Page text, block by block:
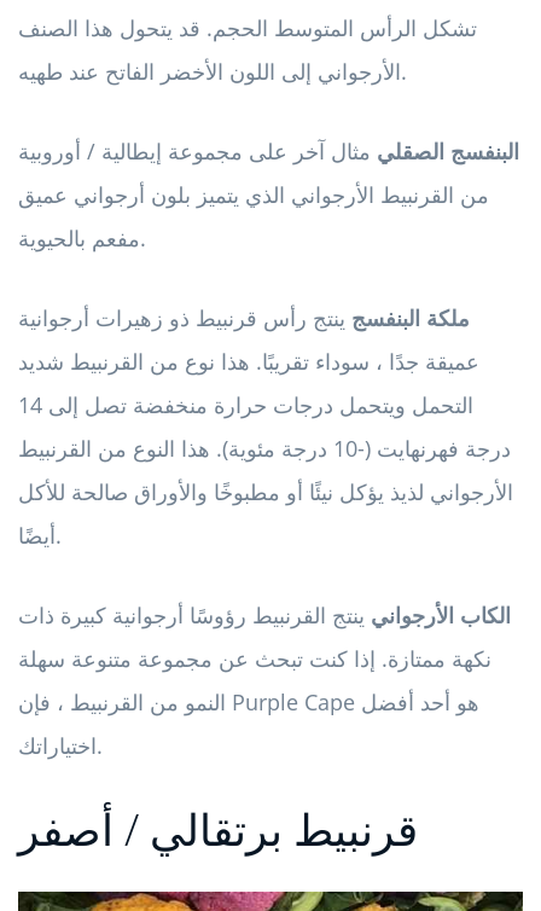
تشكل الرأس المتوسط ​​الحجم. قد يتحول هذا الصنف
الأرجواني إلى اللون الأخضر الفاتح عند طهيه.
البنفسج الصقلي مثال آخر على مجموعة إيطالية / أوروبية
من القرنبيط الأرجواني الذي يتميز بلون أرجواني عميق
مفعم بالحيوية.
ملكة البنفسج ينتج رأس قرنبيط ذو زهيرات أرجوانية
عميقة جدًا ، سوداء تقريبًا. هذا نوع من القرنبيط شديد
التحمل ويتحمل درجات حرارة منخفضة تصل إلى 14
درجة فهرنهايت (-10 درجة مئوية). هذا النوع من القرنبيط
الأرجواني لذيذ يؤكل نيئًا أو مطبوخًا والأوراق صالحة للأكل
أيضًا.
الكاب الأرجواني ينتج القرنبيط رؤوسًا أرجوانية كبيرة ذات
نكهة ممتازة. إذا كنت تبحث عن مجموعة متنوعة سهلة
النمو من القرنبيط ، فإن Purple Cape هو أحد أفضل
اختياراتك.
قرنبيط برتقالي / أصفر